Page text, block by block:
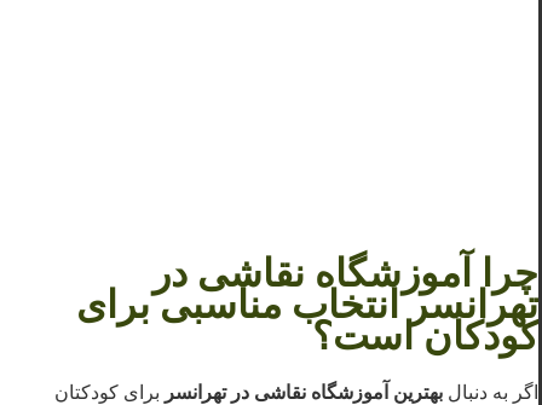
چرا آموزشگاه نقاشی در
تهرانسر انتخاب مناسبی برای
کودکان است؟
اگر به دنبال بهترین آموزشگاه نقاشی در تهرانسر برای کودکتان